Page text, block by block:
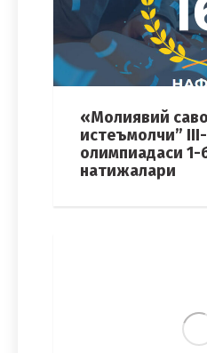
«Молиявий
истеъмолчи”
олимпиадаси 1-
натижалари